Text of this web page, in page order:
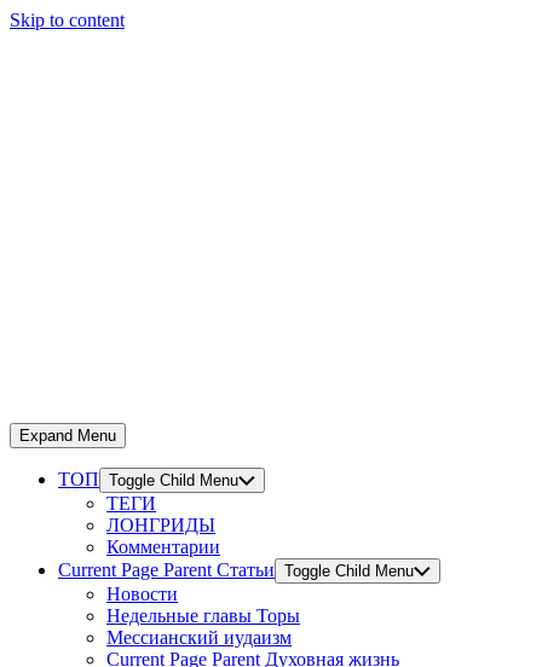
Skip to content
Expand Menu
ТОП Toggle Child Menu
ТЕГИ
ЛОНГРИДЫ
Комментарии
Current Page Parent Статьи Toggle Child Menu
Новости
Недельные главы Торы
Мессианский иудаизм
Current Page Parent Духовная жизнь